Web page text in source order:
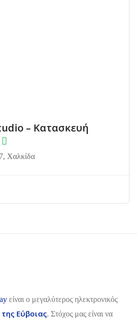
– Κατασκευή
Χαλκίδα
είναι ο μεγαλύτερος ηλεκτρονικός
Εύβοιας. Στόχος μας είναι να